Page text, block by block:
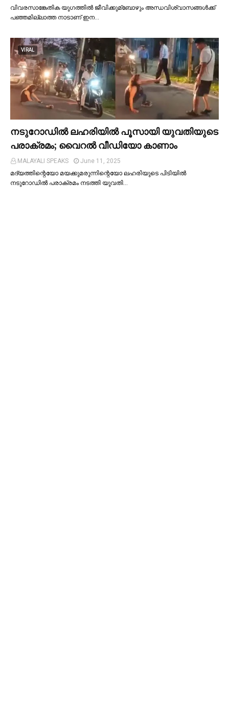
വിവരസാങ്കേതിക യുഗത്തില്‍ ജീവിക്കുമ്ബോഴും അന്ധവിശ്വാസങ്ങള്‍ക്ക്
പഞ്ഞമില്ലാത്ത നാടാണ് ഇന…
VIRAL
നടുറോഡില്‍ ലഹരിയില്‍ പൂസായി യുവതിയുടെ
പരാക്രമം; വൈറൽ വീഡിയോ കാണാം
MALAYALI SPEAKS
June 11, 2025
മദ്യത്തിന്റെയോ മയക്കുമരുന്നിന്റെയോ ലഹരിയുടെ പിടിയില്‍
നടുറോഡില്‍ പരാക്രമം നടത്തി യുവതി…